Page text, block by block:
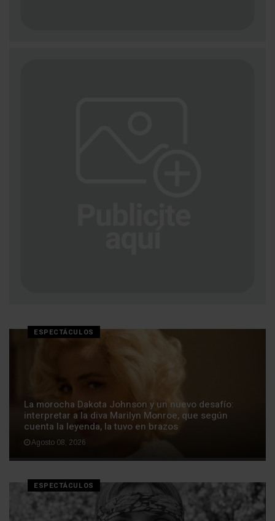
ESPECTÁCULOS
La morocha Dakota Johnson y un nuevo desafío:
interpretar a la diva Marilyn Monroe, que según
cuenta la leyenda, la tuvo en brazos
Agosto 08, 2026
ESPECTÁCULOS